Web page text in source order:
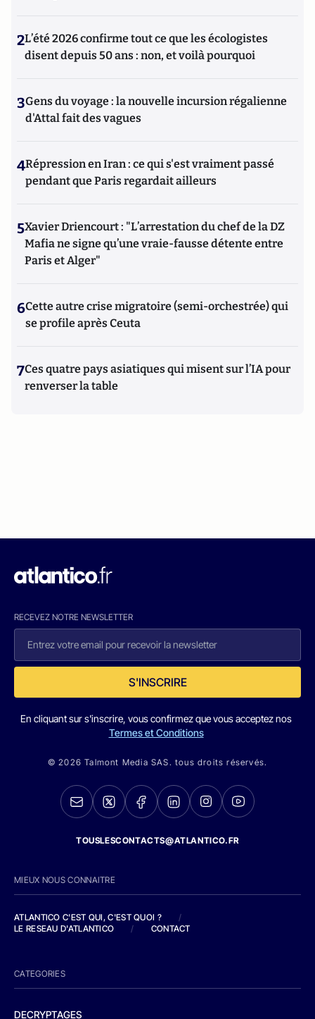
2L’été 2026 confirme tout ce que les écologistes
disent depuis 50 ans : non, et voilà pourquoi
3Gens du voyage : la nouvelle incursion régalienne
d'Attal fait des vagues
4Répression en Iran : ce qui s'est vraiment passé
pendant que Paris regardait ailleurs
5Xavier Driencourt : "L’arrestation du chef de la DZ
Mafia ne signe qu’une vraie-fausse détente entre
Paris et Alger"
6Cette autre crise migratoire (semi-orchestrée) qui
se profile après Ceuta
7Ces quatre pays asiatiques qui misent sur l’IA pour
renverser la table
RECEVEZ NOTRE NEWSLETTER
S'INSCRIRE
En cliquant sur s'inscrire, vous confirmez que vous acceptez nos
Termes et Conditions
© 2026 Talmont Media SAS. tous droits réservés.
TOUSLESCONTACTS@ATLANTICO.FR
MIEUX NOUS CONNAITRE
ATLANTICO C'EST QUI, C'EST QUOI ?
/
LE RESEAU D'ATLANTICO
/ CONTACT
CATEGORIES
DECRYPTAGES